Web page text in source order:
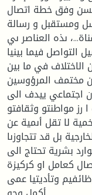
وفق خطة اتصال
ومستقبل و رسالة
ىذه العناصر ىي
التواصل فيما بينيا
في ما بين
مختمف المرؤوسين.
اجتماعي ييدف الى
رز مواطنتو وثقافتو
لا تقل أىمية عن
بل قد تتجاوزىا
بشرية تحتاج الى
كعامل او كركيزة
وتأديتيا عمى